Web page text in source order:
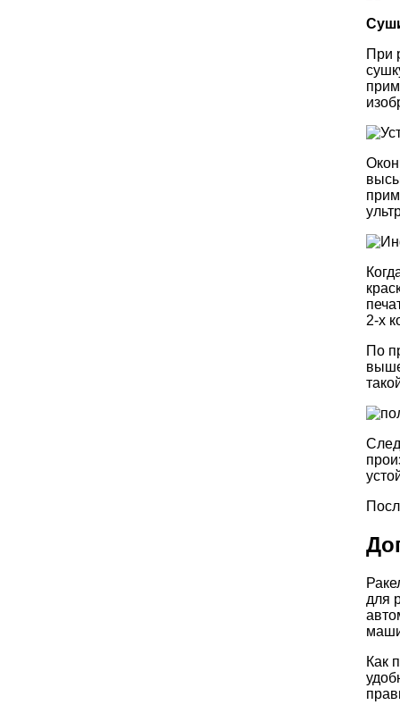
При
2-х
По
для
Как